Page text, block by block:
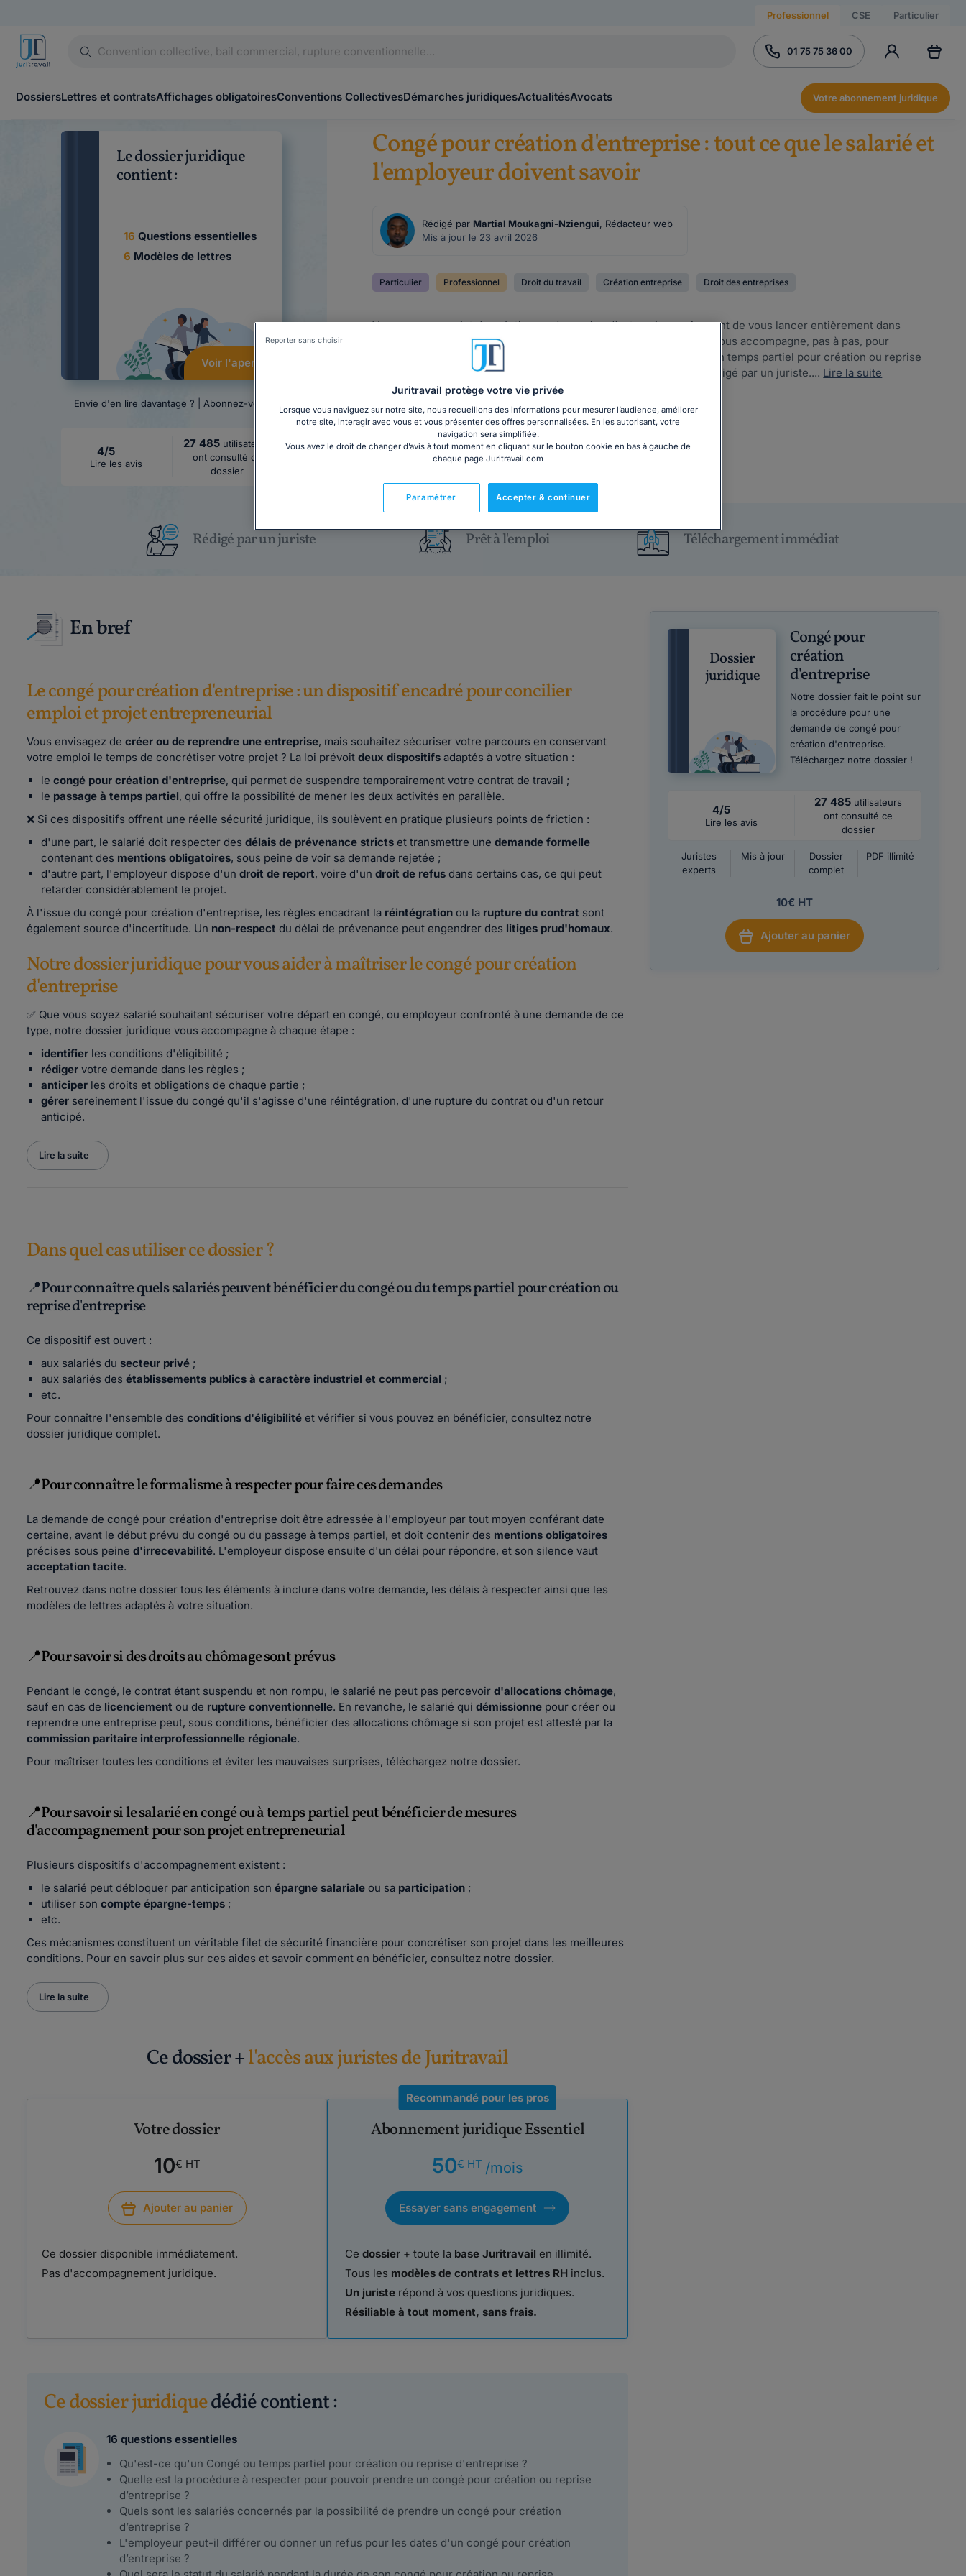
Professionnel CSE Particulier
01 75 75 36 00
DossiersLettres et contratsAffichages obligatoiresConventions CollectivesDémarches juridiquesActualitésAvocats Votre abonnement juridique
Le dossier juridique
contient :
16 Questions essentielles
6 Modèles de lettres
Voir l'aperçu
Envie d'en lire davantage ? | Abonnez-vous
4/5
Lire les avis
27 485 utilisateurs
ont consulté ce
dossier
Congé pour création d'entreprise : tout ce que le salarié et
l'employeur doivent savoir
Rédigé par Martial Moukagni-Nziengui, Rédacteur web
Mis à jour le 23 avril 2026
Particulier Professionnel Droit du travail Création entreprise Droit des entreprises
Vous avez un projet de création ou de reprise d’entreprise, mais avant de vous lancer entièrement dans
l’aventure, vous souhaitez garder votre emploi actuel ? Ce dossier vous accompagne, pas à pas, pour
respecter les formalités nécessaires au bénéfice d’un congé ou d’un temps partiel pour création ou reprise
d’une entreprise. Obtenez dès maintenant notre dossier complet rédigé par un juriste.... Lire la suite
10€ HT Ajouter au panier
Rédigé par un juriste Prêt à l'emploi Téléchargement immédiat
En bref
Le congé pour création d'entreprise : un dispositif encadré pour concilier
emploi et projet entrepreneurial
Vous envisagez de créer ou de reprendre une entreprise, mais souhaitez sécuriser votre parcours en conservant
votre emploi le temps de concrétiser votre projet ? La loi prévoit deux dispositifs adaptés à votre situation :
le congé pour création d'entreprise, qui permet de suspendre temporairement votre contrat de travail ;
le passage à temps partiel, qui offre la possibilité de mener les deux activités en parallèle.
❌ Si ces dispositifs offrent une réelle sécurité juridique, ils soulèvent en pratique plusieurs points de friction :
d'une part, le salarié doit respecter des délais de prévenance stricts et transmettre une demande formelle
contenant des mentions obligatoires, sous peine de voir sa demande rejetée ;
d'autre part, l'employeur dispose d'un droit de report, voire d'un droit de refus dans certains cas, ce qui peut
retarder considérablement le projet.
À l'issue du congé pour création d'entreprise, les règles encadrant la réintégration ou la rupture du contrat sont
également source d'incertitude. Un non-respect du délai de prévenance peut engendrer des litiges prud'homaux.
Notre dossier juridique pour vous aider à maîtriser le congé pour création
d'entreprise
✅ Que vous soyez salarié souhaitant sécuriser votre départ en congé, ou employeur confronté à une demande de ce
type, notre dossier juridique vous accompagne à chaque étape :
identifier les conditions d'éligibilité ;
rédiger votre demande dans les règles ;
anticiper les droits et obligations de chaque partie ;
gérer sereinement l'issue du congé qu'il s'agisse d'une réintégration, d'une rupture du contrat ou d'un retour
anticipé.
Lire la suite
Dans quel cas utiliser ce dossier ?
📍Pour connaître quels salariés peuvent bénéficier du congé ou du temps partiel pour création ou
reprise d'entreprise
Ce dispositif est ouvert :
aux salariés du secteur privé ;
aux salariés des établissements publics à caractère industriel et commercial ;
etc.
Pour connaître l'ensemble des conditions d'éligibilité et vérifier si vous pouvez en bénéficier, consultez notre
dossier juridique complet.
📍Pour connaître le formalisme à respecter pour faire ces demandes
La demande de congé pour création d'entreprise doit être adressée à l'employeur par tout moyen conférant date
certaine, avant le début prévu du congé ou du passage à temps partiel, et doit contenir des mentions obligatoires
précises sous peine d'irrecevabilité. L'employeur dispose ensuite d'un délai pour répondre, et son silence vaut
acceptation tacite.
Retrouvez dans notre dossier tous les éléments à inclure dans votre demande, les délais à respecter ainsi que les
modèles de lettres adaptés à votre situation.
📍Pour savoir si des droits au chômage sont prévus
Pendant le congé, le contrat étant suspendu et non rompu, le salarié ne peut pas percevoir d'allocations chômage,
sauf en cas de licenciement ou de rupture conventionnelle. En revanche, le salarié qui démissionne pour créer ou
reprendre une entreprise peut, sous conditions, bénéficier des allocations chômage si son projet est attesté par la
commission paritaire interprofessionnelle régionale.
Pour maîtriser toutes les conditions et éviter les mauvaises surprises, téléchargez notre dossier.
📍Pour savoir si le salarié en congé ou à temps partiel peut bénéficier de mesures
d'accompagnement pour son projet entrepreneurial
Plusieurs dispositifs d'accompagnement existent :
le salarié peut débloquer par anticipation son épargne salariale ou sa participation ;
utiliser son compte épargne-temps ;
etc.
Ces mécanismes constituent un véritable filet de sécurité financière pour concrétiser son projet dans les meilleures
conditions. Pour en savoir plus sur ces aides et savoir comment en bénéficier, consultez notre dossier.
Lire la suite
Ce dossier +l'accès aux juristes de Juritravail
Votre dossier
10€ HT
Ajouter au panier
Ce dossier disponible immédiatement.
Pas d'accompagnement juridique.
Recommandé pour les pros
Abonnement juridique Essentiel
50€ HT /mois
Essayer sans engagement
Cedossier + toute la base Juritravail en illimité.
Tous les modèles de contrats et lettres RH inclus.
Un juriste répond à vos questions juridiques.
Résiliable à tout moment, sans frais.
Ce dossier juridiquedédié contient :
16 questions essentielles
Qu'est-ce qu'un Congé ou temps partiel pour création ou reprise d'entreprise ?
Quelle est la procédure à respecter pour pouvoir prendre un congé pour création ou reprise
d’entreprise ?
Quels sont les salariés concernés par la possibilité de prendre un congé pour création
d’entreprise ?
L'employeur peut-il différer ou donner un refus pour les dates d'un congé pour création
d’entreprise ?
Dossier
juridique
Congé pour
création
d'entreprise
Notre dossier fait le point sur
la procédure pour une
demande de congé pour
création d'entreprise.
Téléchargez notre dossier !
4/5
Lire les avis
27 485 utilisateurs
ont consulté ce
dossier
Juristes
experts
Mis à jour
Dossier
complet
PDF illimité
10€ HT
Ajouter au panier
Juritravail protège votre vie privée
Lorsque vous naviguez sur notre site, nous recueillons des informations pour mesurer l’audience, améliorer
notre site, interagir avec vous et vous présenter des offres personnalisées. En les autorisant, votre
navigation sera simplifiée.
Vous avez le droit de changer d’avis à tout moment en cliquant sur le bouton cookie en bas à gauche de
chaque page Juritravail.com
Accepter & continuer
Paramétrer
Reporter sans choisir